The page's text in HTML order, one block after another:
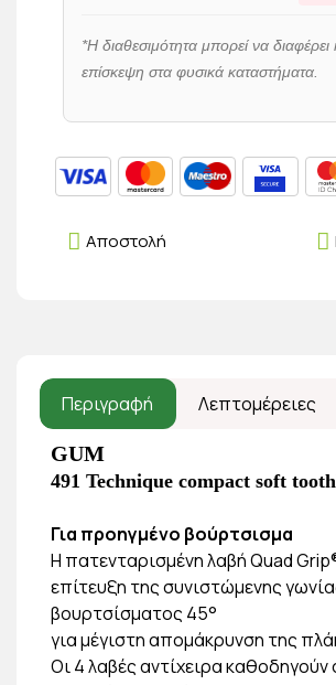
*Η διαθεσιμότητα μπορεί να διαφέρει
επίσκεψη στα φυσικά καταστήματα.
Αποστολή
Περιγραφή Λεπτομέρειες
GUM
491 Technique compact soft
Για προηγμένο βούρτσισμα
Η πατενταρισμένη λαβή Quad
επίτευξη της συνιστώμενης
βουρτσίσματος 45°
για μέγιστη απομάκρυνση της
Οι 4 λαβές αντίχειρα καθοδηγούν